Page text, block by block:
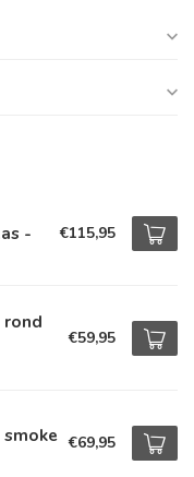
- €115,95
rond
€59,95
€69,95